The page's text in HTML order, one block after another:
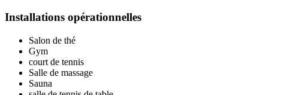
Installations opérationnelles
Salon de thé
Gym
court de tennis
Salle de massage
Sauna